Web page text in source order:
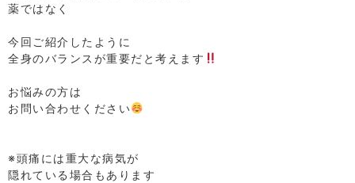
薬ではなく
今回ご紹介したように
全身のバランスが重要だと考えます
お悩みの方は
お問い合わせください
※頭痛には重大な病気が
隠れている場合もあります